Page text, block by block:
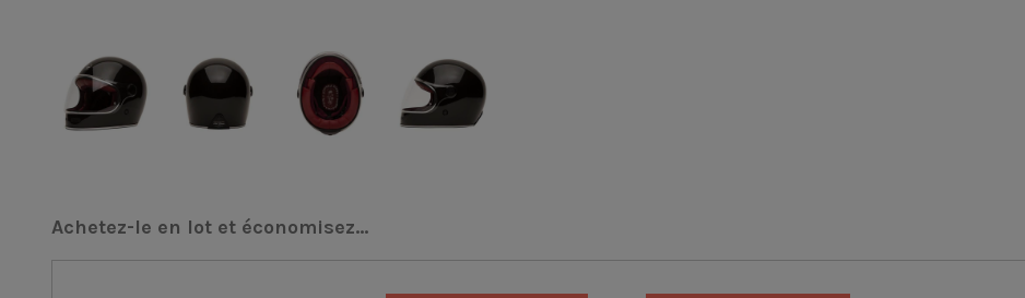
Achetez-le en lot et économisez...